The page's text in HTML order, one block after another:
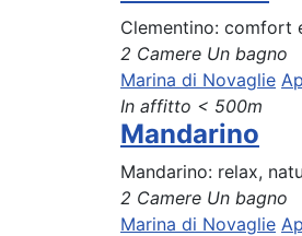
Clementino: comfort
2 Camere Un bagno
Marina di Novaglie
In affitto < 500m
Mandarino
Mandarino: relax,
2 Camere Un bagno
Marina di Novaglie